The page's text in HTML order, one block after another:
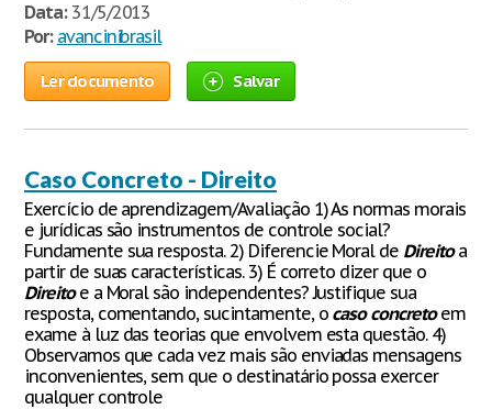
Data:31/5/2013
Por: avancinibrasil
Ler documento Salvar
Caso Concreto - Direito
Exercício de aprendizagem/Avaliação 1) As normas morais
e jurídicas são instrumentos de controle social?
Fundamente sua resposta. 2) Diferencie Moral de Direitoa
partir de suas características. 3) É correto dizer que o
Direitoe a Moral são independentes? Justifique sua
resposta, comentando, sucintamente, o caso concretoem
exame à luz das teorias que envolvem esta questão. 4)
Observamos que cada vez mais são enviadas mensagens
inconvenientes, sem que o destinatário possa exercer
qualquer controle